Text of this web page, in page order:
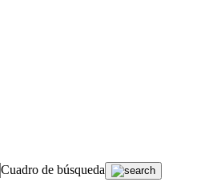
Cuadro de búsqueda